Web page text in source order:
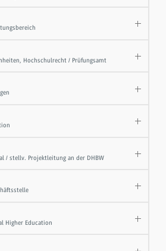
Hochschulrecht / Prüfungsamt
/ stellv. Projektleitung an der DHBW
Higher Education